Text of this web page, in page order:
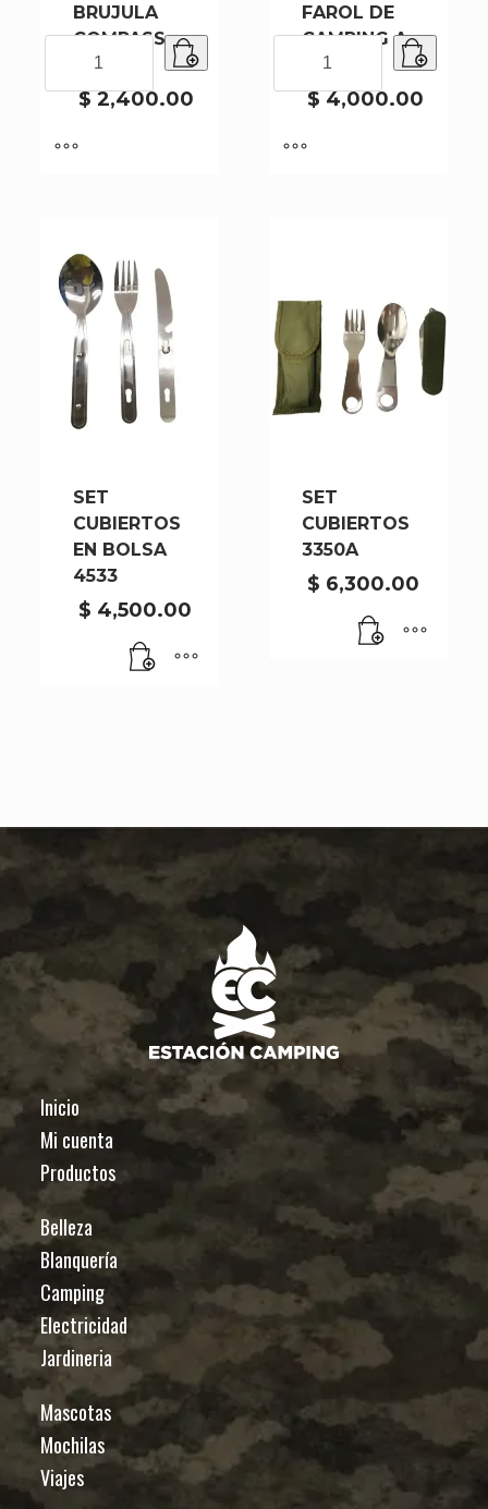
BRUJULA
COMPASS
29017
$2,400.00
COMPASS
29017
FAROL DE
CAMPING A
PILA
$4,000.00
CAMPING
PILA
SET
CUBIERTOS
EN BOLSA
4533
$ 4,500.00
SET
CUBIERTOS
3350A
$ 6,300.00
Inicio
Mi cuenta
Productos
Belleza
Blanquería
Camping
Electricidad
Jardineria
Mascotas
Mochilas
Viajes